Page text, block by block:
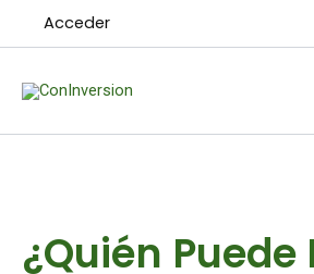
Acceder
¿Quién